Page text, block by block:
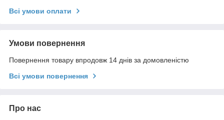
Всі умови оплати
Умови повернення
Повернення товару впродовж 14 днів за домовленістю
Всі умови повернення
Про нас